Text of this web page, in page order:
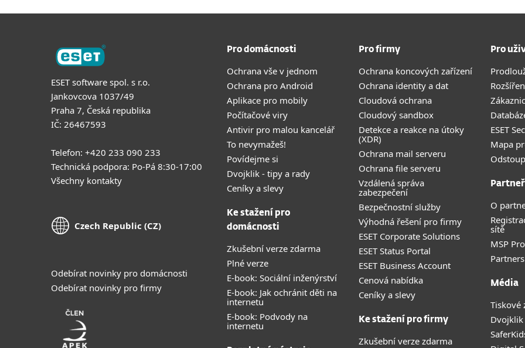
ESET software spol. s r.o.
Jankovcova 1037/49
Praha 7, Česká republika
IČ: 26467593
Telefon: +420 233 090 233
Technická podpora: Po-Pá 8:30-17:00
Všechny kontakty
Czech Republic (CZ)
Odebírat novinky pro domácnosti
Odebírat novinky pro firmy
Pro domácnosti
Ochrana vše v jednom
Ochrana pro Android
Aplikace pro mobily
Počítačové viry
Antivir pro malou kancelář
To nevymažeš!
Povídejme si
Dvojklik - tipy a rady
Ceníky a slevy
Ke stažení pro
domácnosti
Zkušební verze zdarma
Plné verze
E-book: Sociální inženýrství
E-book: Jak ochránit děti na
internetu
E-book: Podvody na
internetu
Pro firmy
Ochrana koncových zařízení
Ochrana identity a dat
Cloudová ochrana
Cloudový sandbox
Detekce a reakce na útoky
(XDR)
Ochrana mail serveru
Ochrana file serveru
Vzdálená správa
zabezpečení
Bezpečnostní služby
Výhodná řešení pro firmy
ESET Corporate Solutions
ESET Status Portal
ESET Business Account
Cenová nabídka
Ceníky a slevy
Ke stažení pro firmy
Zkušební verze zdarma
Pro
ESET
Mapa
O
sítě
MSP
Média
Tiskové
Dvojklik